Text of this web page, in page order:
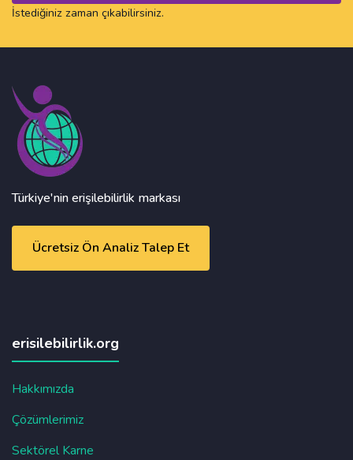
İstediğiniz zaman çıkabilirsiniz.
Türkiye'nin erişilebilirlik markası
Ücretsiz Ön Analiz Talep Et
erisilebilirlik.org
Hakkımızda
Çözümlerimiz
Sektörel Karne